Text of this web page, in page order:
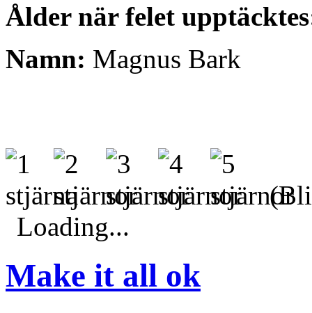
Ålder när felet
Namn: Magnus Bark
(Bli
Loading...
Make it all ok